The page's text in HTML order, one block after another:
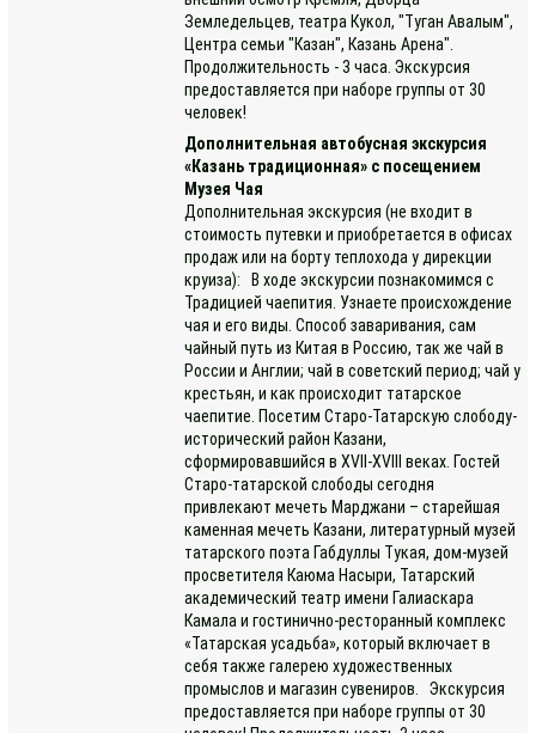
Земледельцев, театра Кукол, "Туган Авалым",
Центра семьи "Казан", Казань Арена".
Продолжительность - 3 часа. Экскурсия
предоставляется при наборе группы от 30
человек!
Дополнительная автобусная экскурсия
«Казань традиционная» с посещением
Музея Чая
Дополнительная экскурсия (не входит в
стоимость путевки и приобретается в офисах
продаж или на борту теплохода у дирекции
круиза): В ходе экскурсии познакомимся с
Традицией чаепития. Узнаете происхождение
чая и его виды. Способ заваривания, сам
чайный путь из Китая в Россию, так же чай в
России и Англии; чай в советский период; чай у
крестьян, и как происходит татарское
чаепитие. Посетим Старо-Татарскую слободу-
исторический район Казани,
сформировавшийся в XVII-XVIII веках. Гостей
Старо-татарской слободы сегодня
привлекают мечеть Марджани – старейшая
каменная мечеть Казани, литературный музей
татарского поэта Габдуллы Тукая, дом-музей
просветителя Каюма Насыри, Татарский
академический театр имени Галиаскара
Камала и гостинично-ресторанный комплекс
«Татарская усадьба», который включает в
себя также галерею художественных
промыслов и магазин сувениров. Экскурсия
предоставляется при наборе группы от 30